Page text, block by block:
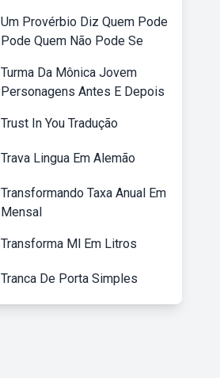
Um Provérbio Diz Quem Pode
Pode Quem Não Pode Se
Turma Da Mônica Jovem
Personagens Antes E Depois
Trust In You Tradução
Trava Lingua Em Alemão
Transformando Taxa Anual Em
Mensal
Transforma Ml Em Litros
Tranca De Porta Simples